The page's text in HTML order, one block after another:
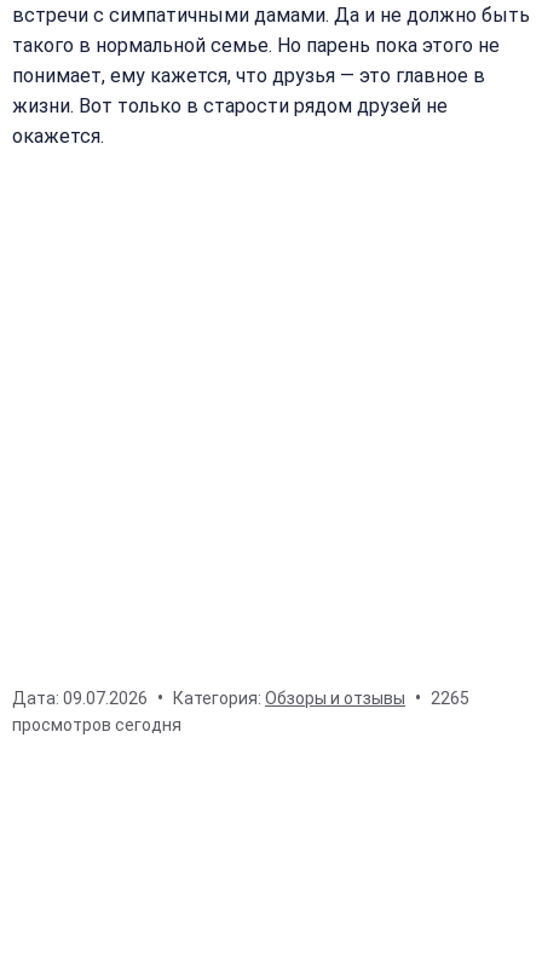
встречи с симпатичными дамами. Да и не должно быть
такого в нормальной семье. Но парень пока этого не
понимает, ему кажется, что друзья — это главное в
жизни. Вот только в старости рядом друзей не
окажется.
Дата: 09.07.2026 Категория: Обзоры и отзывы
2265
просмотров сегодня